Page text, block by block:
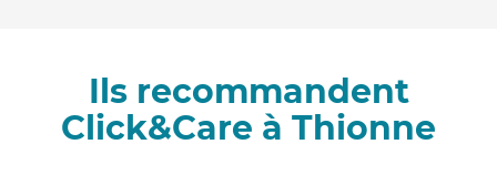
Ils recommandent
Click&Care à Thionne